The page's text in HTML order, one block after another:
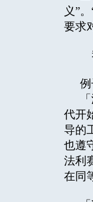
义”
要求
例
代开
导的
也遵
法利
在同